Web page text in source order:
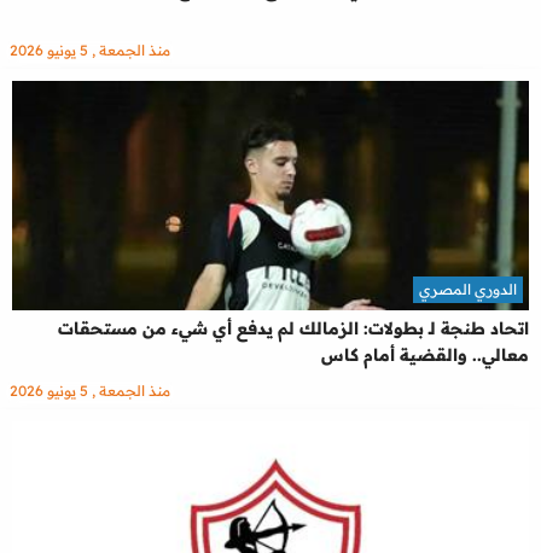
منذ الجمعة , 5 يونيو 2026
اتحاد طنجة لـ بطولات: الزمالك لم يدفع أي شيء من مستحقات
معالي.. والقضية أمام كاس
الدوري المصري
منذ الجمعة , 5 يونيو 2026